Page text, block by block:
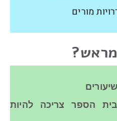
מורים
הספר צריכה להיות